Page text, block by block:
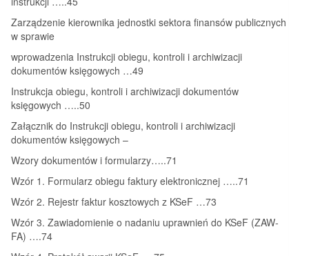
Zarządzenie kierownika jednostki sektora finansów publicznych
w sprawie
wprowadzenia Instrukcji obiegu, kontroli i archiwizacji
dokumentów księgowych …49
Instrukcja obiegu, kontroli i archiwizacji dokumentów
księgowych …..50
Załącznik do Instrukcji obiegu, kontroli i archiwizacji
dokumentów księgowych –
Wzory dokumentów i formularzy…..71
Wzór 1. Formularz obiegu faktury elektronicznej …..71
Wzór 2. Rejestr faktur kosztowych z KSeF …73
Wzór 3. Zawiadomienie o nadaniu uprawnień do KSeF (ZAW-
FA) ….74